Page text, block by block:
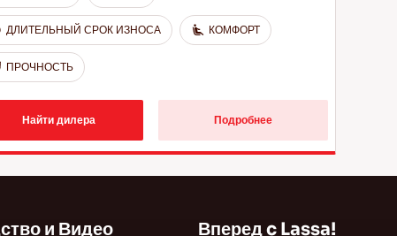
ДЛИТЕЛЬНЫЙ СРОК ИЗНОСА КОМФОРТ
ПРОЧНОСТЬ
Найти дилера Подробнее
и Видео Вперед c Lassa!